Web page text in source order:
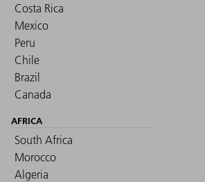
Costa Rica
Mexico
Peru
Chile
Brazil
Canada
AFRICA
South Africa
Morocco
Algeria